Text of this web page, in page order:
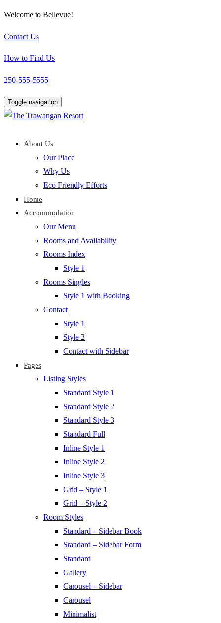
Welcome to Bellevue!
Contact Us
How to Find Us
250-555-5555
Toggle navigation
About Us
Our Place
Why Us
Eco Friendly Efforts
Home
Accommodation
Our Menu
Rooms and Availability
Rooms Index
Style 1
Rooms Singles
Style 1 with Booking
Contact
Style 1
Style 2
Contact with Sidebar
Pages
Listing Styles
Standard Style 1
Standard Style 2
Standard Style 3
Standard Full
Inline Style 1
Inline Style 2
Inline Style 3
Grid – Style 1
Grid – Style 2
Room Styles
Standard – Sidebar Book
Standard – Sidebar Form
Standard
Gallery
Carousel – Sidebar
Carousel
Minimalist